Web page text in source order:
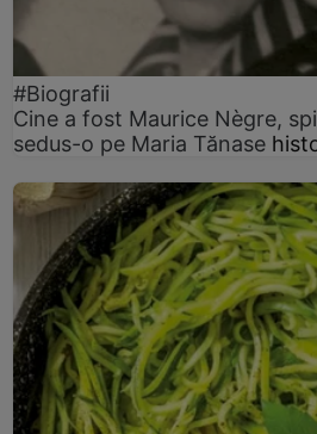
#Biografii
Cine a fost Maurice Nègre,
sedus-o pe Maria Tănase